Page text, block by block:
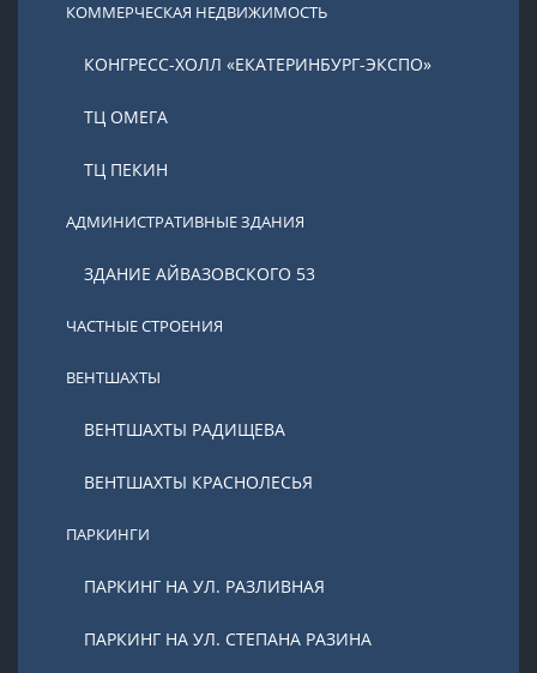
КОММЕРЧЕСКАЯ НЕДВИЖИМОСТЬ
КОНГРЕСС-ХОЛЛ «ЕКАТЕРИНБУРГ-ЭКСПО»
ТЦ ОМЕГА
ТЦ ПЕКИН
АДМИНИСТРАТИВНЫЕ ЗДАНИЯ
ЗДАНИЕ АЙВАЗОВСКОГО 53
ЧАСТНЫЕ СТРОЕНИЯ
ВЕНТШАХТЫ
ВЕНТШАХТЫ РАДИЩЕВА
ВЕНТШАХТЫ КРАСНОЛЕСЬЯ
ПАРКИНГИ
ПАРКИНГ НА УЛ. РАЗЛИВНАЯ
ПАРКИНГ НА УЛ. СТЕПАНА РАЗИНА